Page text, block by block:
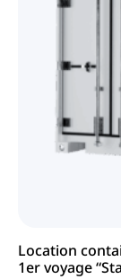
Location
1er voyage